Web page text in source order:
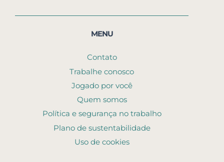
MENU
Contato
Trabalhe conosco
Jogado por você
Quem somos
Política e segurança no trabalho
Plano de sustentabilidade
Uso de cookies